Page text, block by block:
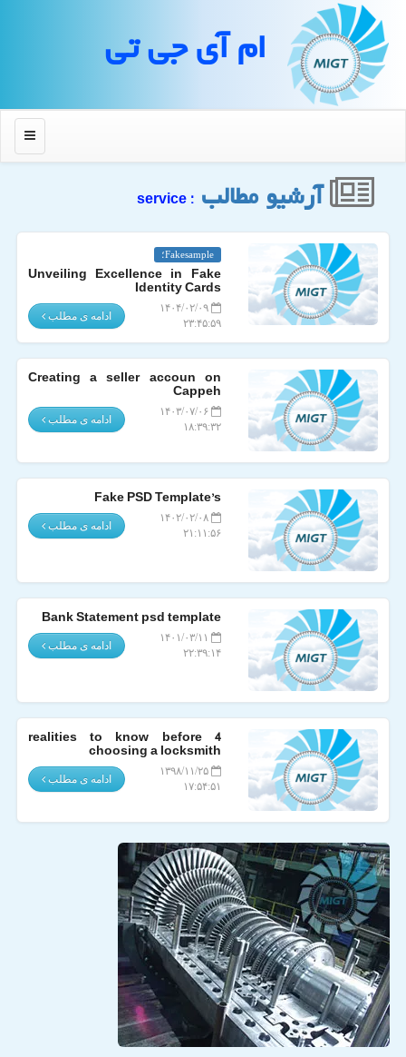
ام آی جی تی
منو
آرشیو مطالب : service
Fakesample؛
Unveiling Excellence in Fake
Identity Cards
۱۴۰۴/۰۲/۰۹
۲۳:۴۵:۵۹
ادامه ی مطلب
Creating a seller accoun on
Cappeh
۱۴۰۳/۰۷/۰۶
۱۸:۳۹:۳۲
ادامه ی مطلب
Fake PSD Template’s
۱۴۰۲/۰۲/۰۸
۲۱:۱۱:۵۶
ادامه ی مطلب
Bank Statement psd template
۱۴۰۱/۰۳/۱۱
۲۲:۳۹:۱۴
ادامه ی مطلب
4 realities to know before
choosing a locksmith
۱۳۹۸/۱۱/۲۵
۱۷:۵۴:۵۱
ادامه ی مطلب